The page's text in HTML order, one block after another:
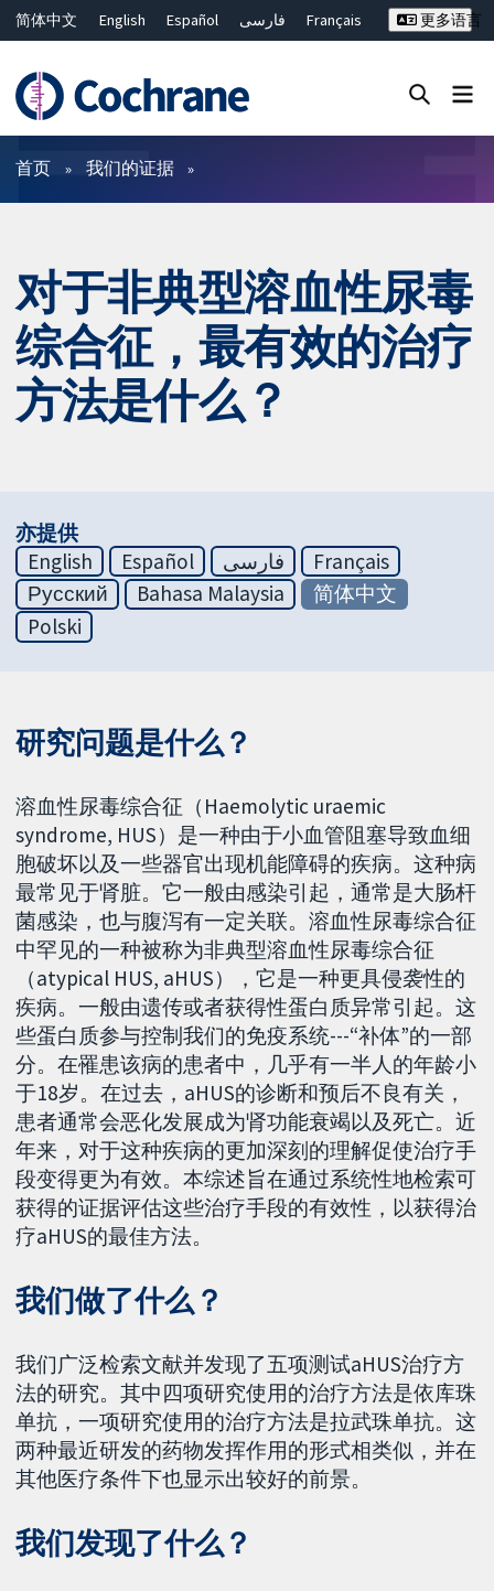
简体中文 English Español فارسی
Français
ไทย
繁體中文
更多语言
过滤
首页 我们的证据
对于非典型溶血性尿毒
综合征，最有效的治疗
方法是什么？
亦提供
English
Español فارسی
Français
Русский
Bahasa Malaysia
简体中文
Polski
研究问题是什么？
溶血性尿毒综合征（Haemolytic uraemic
syndrome, HUS）是一种由于小血管阻塞导致血细
胞破坏以及一些器官出现机能障碍的疾病。这种病
最常见于肾脏。它一般由感染引起，通常是大肠杆
菌感染，也与腹泻有一定关联。溶血性尿毒综合征
中罕见的一种被称为非典型溶血性尿毒综合征
（atypical HUS, aHUS），它是一种更具侵袭性的
疾病。一般由遗传或者获得性蛋白质异常引起。这
些蛋白质参与控制我们的免疫系统---“补体”的一部
分。在罹患该病的患者中，几乎有一半人的年龄小
于18岁。在过去，aHUS的诊断和预后不良有关，
患者通常会恶化发展成为肾功能衰竭以及死亡。近
年来，对于这种疾病的更加深刻的理解促使治疗手
段变得更为有效。本综述旨在通过系统性地检索可
获得的证据评估这些治疗手段的有效性，以获得治
疗aHUS的最佳方法。
我们做了什么？
我们广泛检索文献并发现了五项测试aHUS治疗方
法的研究。其中四项研究使用的治疗方法是依库珠
单抗，一项研究使用的治疗方法是拉武珠单抗。这
两种最近研发的药物发挥作用的形式相类似，并在
其他医疗条件下也显示出较好的前景。
我们发现了什么？